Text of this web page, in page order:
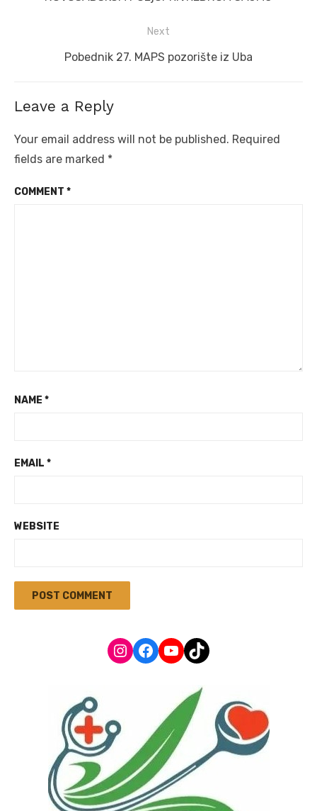
Next
Next
Pobednik 27. MAPS pozorište iz Uba
Leave a Reply
Your email address will not be published. Required
fields are marked *
COMMENT *
NAME *
EMAIL *
WEBSITE
Instagram
Facebook
YouTube
TikTok